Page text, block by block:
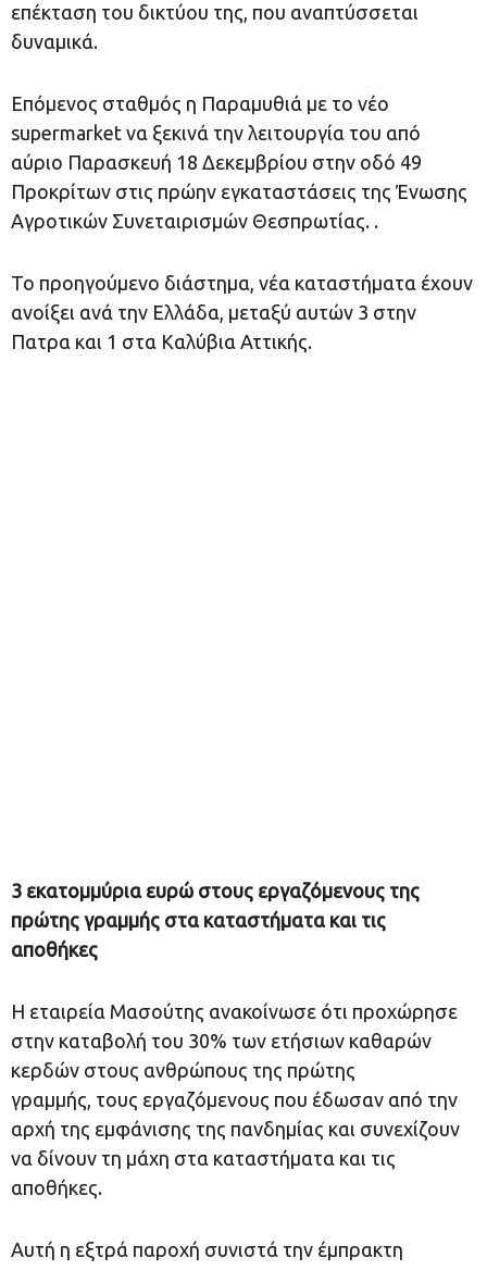
επέκταση του δικτύου της, που αναπτύσσεται
δυναμικά.
Επόμενος σταθμός η Παραμυθιά με το νέο
supermarket να ξεκινά την λειτουργία του από
αύριο Παρασκευή 18 Δεκεμβρίου στην οδό 49
Προκρίτων στις πρώην εγκαταστάσεις της Ένωσης
Αγροτικών Συνεταιρισμών Θεσπρωτίας. .
Το προηγούμενο διάστημα, νέα καταστήματα έχουν
ανοίξει ανά την Ελλάδα, μεταξύ αυτών 3 στην
Πατρα και 1 στα Καλύβια Αττικής.
3 εκατομμύρια ευρώ στους εργαζόμενους της
πρώτης γραμμής στα καταστήματα και τις
αποθήκες
Η εταιρεία Μασούτης ανακοίνωσε ότι προχώρησε
στην καταβολή του 30% των ετήσιων καθαρών
κερδών στους ανθρώπους της πρώτης
γραμμής, τους εργαζόμενους που έδωσαν από την
αρχή της εμφάνισης της πανδημίας και συνεχίζουν
να δίνουν τη μάχη στα καταστήματα και τις
αποθήκες.
Αυτή η εξτρά παροχή συνιστά την έμπρακτη